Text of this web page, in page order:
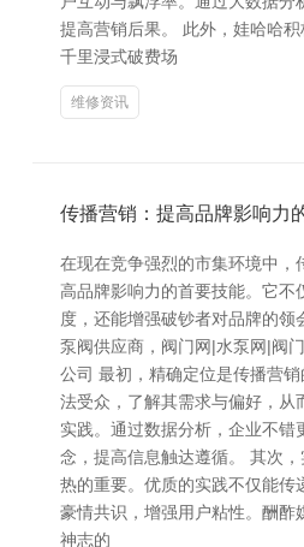
提高营销后果。 此外，娃哈哈
千里浸式破费场
维修资讯
传播营销：提高品牌影响力
在现在竞争强烈的市集环境中，
高品牌影响力的首要技能。它不
度，还能增强破钞者对品牌的领
泵阀供应商，阀门网|水泵网|阀
公司 最初，精确定位是传播营
法受众，了解其需求与偏好，从
实践。通过数据分析，企业不错
念，提高信息触达遵循。 其次
热的重要。优质的实践不仅能传
豪情共识，增强用户粘性。酬酢
神志的